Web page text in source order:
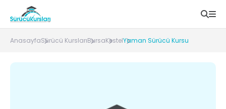
AnasayfaSürücü KurslarıBursaKestelYaman Sürücü Kursu